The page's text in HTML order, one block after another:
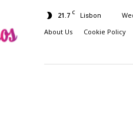
21.7 C Lisbon
About Us
Cookie Policy